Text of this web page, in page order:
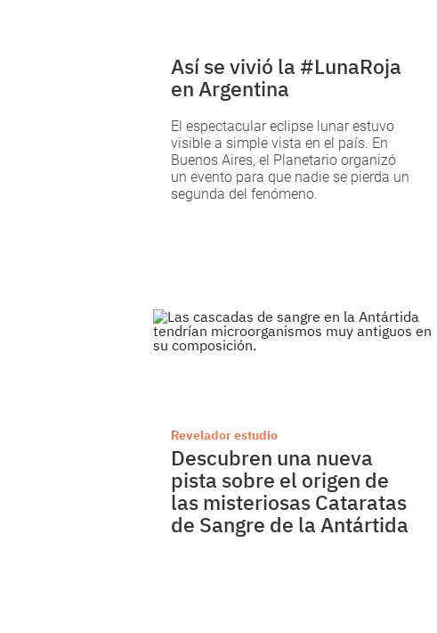
Así se vivió la #LunaRoja
en Argentina
El espectacular eclipse lunar estuvo
visible a simple vista en el país. En
Buenos Aires, el Planetario organizó
un evento para que nadie se pierda un
segunda del fenómeno.
Revelador estudio
Descubren una nueva
pista sobre el origen de
las misteriosas Cataratas
de Sangre de la Antártida